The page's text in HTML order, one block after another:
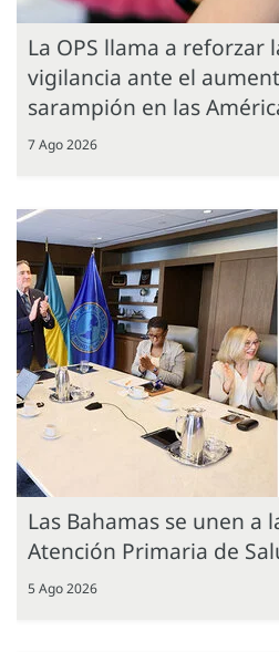
La OPS llama a reforzar
vigilancia ante el
sarampión en las
7 Ago 2026
Las Bahamas se unen a
Atención Primaria de
5 Ago 2026